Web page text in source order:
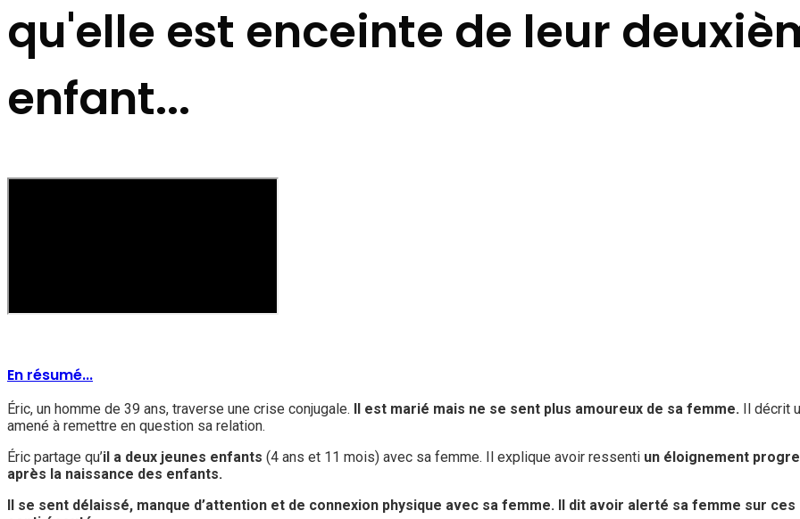
qu'elle est enceinte de leur
enfant...
En résumé...
Éric, un homme de 39 ans, traverse une crise conjugale. Il est marié mais ne se sent plus amoureux de sa femme. Il décrit
amené à remettre en question sa relation.
Éric partage qu’il a deux jeunes enfants (4 ans et 11 mois) avec sa femme. Il explique avoir ressenti un éloignement
après la naissance des enfants.
Il se sent délaissé, manque d’attention et de connexion physique avec sa femme. Il dit avoir alerté sa femme sur ces